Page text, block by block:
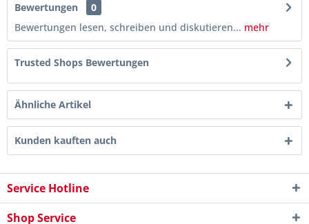
Bewertungen
0
Bewertungen lesen, schreiben und diskutieren... mehr
Trusted Shops Bewertungen
Ähnliche Artikel
Kunden kauften auch
Service Hotline
Shop Service